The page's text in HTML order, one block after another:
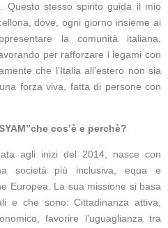
Questo stesso spirito guida il mio
dove, ogni giorno insieme ai
la comunità italiana,
per rafforzare i legami con
che l’Italia all’estero non sia
forza viva, fatta di persone con
cos’è e perchè?
agli inizi del 2014, nasce con
società più inclusiva, equa e
Europea. La sua missione si basa
e che sono: Cittadinanza attiva,
favorire l’uguaglianza tra